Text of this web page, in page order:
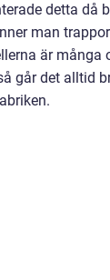
detta då
man
är många
går det alltid